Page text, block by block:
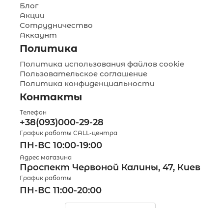
Блог
Акции
Сотрудничество
Аккаунт
Политика
Политика использования файлов cookie
Пользовательское соглашение
Политика конфиденциальности
Контакты
Телефон
+38(093)000-29-28
График работы CALL-центра
ПН-ВС 10:00-19:00
Адрес магазина
Проспект Червоной Калины, 47, Киев
График работы
ПН-ВС 11:00-20:00